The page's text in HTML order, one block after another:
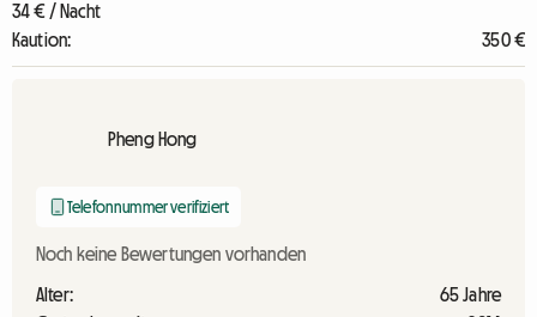
34 € / Nacht
Kaution:
350 €
Pheng Hong
Telefonnummer verifiziert
Noch keine Bewertungen vorhanden
Alter:
65 Jahre